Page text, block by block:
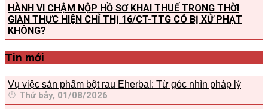
HÀNH VI CHẬM NỘP HỒ SƠ KHAI THUẾ TRONG THỜI
GIAN THỰC HIỆN CHỈ THỊ 16/CT-TTG CÓ BỊ XỬ PHẠT
KHÔNG?
Tin mới
Vụ việc sản phẩm bột rau Eherbal: Từ góc nhìn pháp lý
Thứ bảy, 01/08/2026